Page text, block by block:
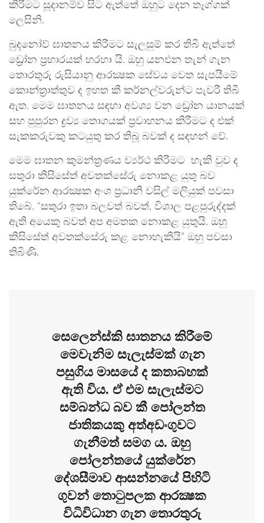
කිරීමට සූදානම්ව සිට ඇත්තේ ඔහුට දෙන තෑග්ගක්
ලෙසිනි.
බුදනෝව් ඝාතනය කිරීමට සැලසුම් කර තිබී ඇත්තේ
ඩ්‍රෝන ප්‍රහාරයක් හරහා යි. ඔහු යනඑන තැන් ගැන
තොරතුරු රුසියානු ආරක්‍ෂක සේවය වෙත සැපයීමේ
කොන්ත්‍රාත්තුව ද ඉහත කී කර්නල්වරුන්ට පැවරී තිබී
ඇත. මෙම ඝාතනය සඳහා අවශ්‍ය වන ඩ්‍රෝන යානයක්
සහ පුපුරන ද්‍රව්‍ය තොගයක් ප්‍රවාහනය කිරීමට ද එක්
සැකකරුවකු කටයුතු කර තිබූ බවක් ද සඳහන් වේ.
මෙම ඝාතන කුමන්ත්‍රණය ව්‍යර්ථ කිරීමට හැකි වුව ද
සතුරා කිසිසේත් අවතක්සේරු නොකළ යුතු බව
යුක්රේන ආරක්‍ෂක අංශ ප්‍රධානි වසිල් මලියුක් පවසා
තිබේ. “සතුරා ඉතා බලවත් බවත්, විශාල පළපුරුද්දක්
ඇති අයෙකු බවත් අප අමතක නොකළ යුතුයි. ඔහු
කිසිසේත් අවතක්සේරු කළ නොහැකියි” ඔහු පවසා
තිබිණි.
සෙලෙන්ස්කි ඝාතනය කිරීමේ
මෙවැනිම සැලැස්මක් ගැන
පසුගිය මාසයේ ද කතාබහක්
ඇති විය. ඒ එම සැලැස්මට
සම්බන්ධ බව කී පෝලන්ත
ජාතිකයකු අත්අඩංගුවට
ගැනීමත් සමග ය. ඔහු
පෝලන්තයේ යුක්රේන
දේශසීමාව ආසන්නයේ පිහිටි
ගුවන් තොටුපලක ආරක්‍ෂක
විධිවිධාන ගැන තොරතුරු